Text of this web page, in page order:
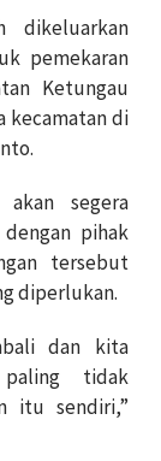
dikeluarkan
pemekaran
Ketungau
kecamatan di
akan segera
pihak
tersebut
diperlukan.
dan kita
paling tidak
itu sendiri,”